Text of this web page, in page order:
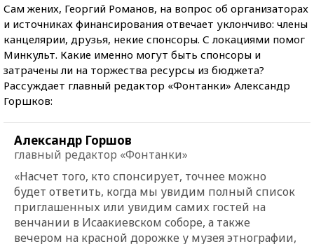
Сам жених, Георгий Романов, на вопрос об организаторах
и источниках финансирования отвечает уклончиво: члены
канцелярии, друзья, некие спонсоры. С локациями помог
Минкульт. Какие именно могут быть спонсоры и
затрачены ли на торжества ресурсы из бюджета?
Рассуждает главный редактор «Фонтанки» Александр
Горшков:
Александр Горшов
главный редактор «Фонтанки»
«Насчет того, кто спонсирует, точнее можно
будет ответить, когда мы увидим полный список
приглашенных или увидим самих гостей на
венчании в Исаакиевском соборе, а также
вечером на красной дорожке у музея этнографии,